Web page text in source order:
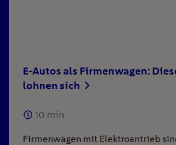
E-Autos als Firmenwagen:
lohnen sich
10 min
Firmenwagen mit Elektroantrieb